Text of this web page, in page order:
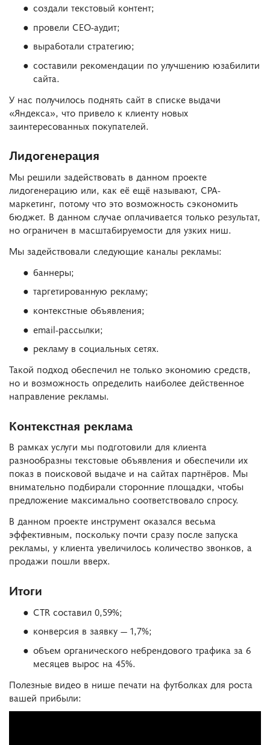
создали текстовый контент;
провели СЕО-аудит;
выработали стратегию;
составили рекомендации по улучшению юзабилити
сайта.
У нас получилось поднять сайт в списке выдачи
«Яндекса», что привело к клиенту новых
заинтересованных покупателей.
Лидогенерация
Мы решили задействовать в данном проекте
лидогенерацию или, как её ещё называют, CPA-
маркетинг, потому что это возможность сэкономить
бюджет. В данном случае оплачивается только результат,
но ограничен в масштабируемости для узких ниш.
Мы задействовали следующие каналы рекламы:
баннеры;
таргетированную рекламу;
контекстные объявления;
email-рассылки;
рекламу в социальных сетях.
Такой подход обеспечил не только экономию средств,
но и возможность определить наиболее действенное
направление рекламы.
Контекстная реклама
В рамках услуги мы подготовили для клиента
разнообразны текстовые объявления и обеспечили их
показ в поисковой выдаче и на сайтах партнёров. Мы
внимательно подбирали сторонние площадки, чтобы
предложение максимально соответствовало спросу.
В данном проекте инструмент оказался весьма
эффективным, поскольку почти сразу после запуска
рекламы, у клиента увеличилось количество звонков, а
продажи пошли вверх.
Итоги
CTR составил 0,59%;
конверсия в заявку — 1,7%;
объем органического небрендового трафика за 6
месяцев вырос на 45%.
Полезные видео в нише печати на футболках для роста
вашей прибыли: